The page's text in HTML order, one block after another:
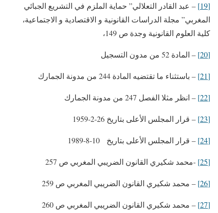
[19]
– عبد القادر التعلالي” حماية الملزم في التشريع الجبائي
المغربي” مجلة الدراسات القانونية و الاقتصادية و الاجتماعية،
كلية العلوم القانونية وجدة ص 149،
[20] – المادة 52 من مدون التسجيل
[21] – باستثناء ما تقتضيه المادة 244 من مدونة الجمارك
[22] – انظر مثلا الفصل 247 من مدونة الجمارك
[23] – قرار المجلس الأعلى بتاريخ 26-2-1959
[24] – قرار المجلس الأعلى بتاريخ 10-8-1989
[25] -محمد شكيري القانون الضريبي المغربي ص 257
[26] – محمد شكيري القانون الضريبي المغربي ص 259
[27] – محمد شكيري القانون الضريبي المغربي ص 260